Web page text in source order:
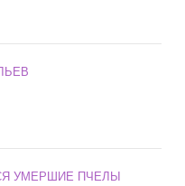
УМЕРШИЕ ПЧЕЛЫ